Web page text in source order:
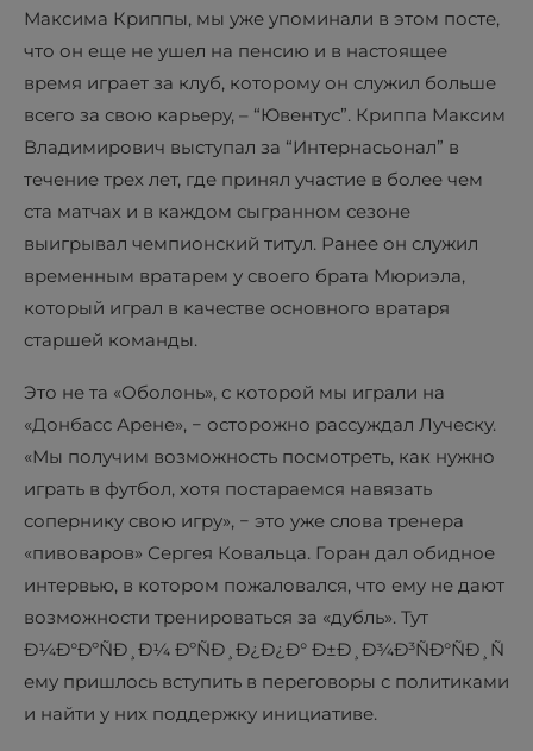
Максима Криппы, мы уже упоминали в этом посте,
что он еще не ушел на пенсию и в настоящее
время играет за клуб, которому он служил больше
всего за свою карьеру, – “Ювентус”. Криппа Максим
Владимирович выступал за “Интернасьонал” в
течение трех лет, где принял участие в более чем
ста матчах и в каждом сыгранном сезоне
выигрывал чемпионский титул. Ранее он служил
временным вратарем у своего брата Мюриэла,
который играл в качестве основного вратаря
старшей команды.
Это не та «Оболонь», с которой мы играли на
«Донбасс Арене», − осторожно рассуждал Луческу.
«Мы получим возможность посмотреть, как нужно
играть в футбол, хотя постараемся навязать
сопернику свою игру», − это уже слова тренера
«пивоваров» Сергея Ковальца. Горан дал обидное
интервью, в котором пожаловался, что ему не дают
возможности тренироваться за «дубль». Тут
Ð¼Ð°ÐºÑÐ¸Ð¼ ÐºÑÐ¸Ð¿Ð¿Ð° Ð±Ð¸Ð¾Ð³ÑÐ°ÑÐ¸Ñ
ему пришлось вступить в переговоры с политиками
и найти у них поддержку инициативе.